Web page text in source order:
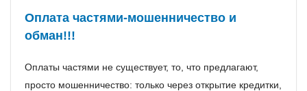
Оплата частями-мошенничество и
обман!!!
Оплаты частями не существует, то, что предлагают,
просто мошенничество: только через открытие кредитки,